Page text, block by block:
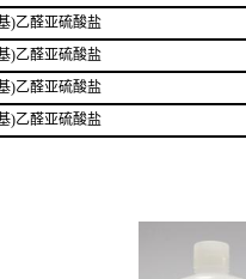
)乙醛亚硫酸盐
)乙醛亚硫酸盐
)乙醛亚硫酸盐
)乙醛亚硫酸盐